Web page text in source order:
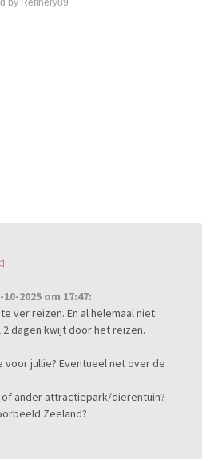
by Refinery89
2025 om 17:47:
ver reizen. En al helemaal niet
dagen kwijt door het reizen.
jullie? Eventueel net over de
ander attractiepark/dierentuin?
Zeeland?